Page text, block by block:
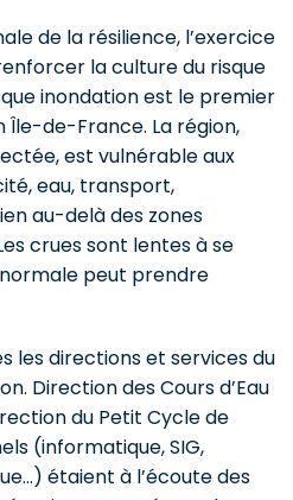
de la résilience, l’exercice
la culture du risque
inondation est le premier
Île-de-France. La région,
est vulnérable aux
eau, transport,
au-delà des zones
crues sont lentes à se
peut prendre
les directions et services du
Direction des Cours d’Eau
du Petit Cycle de
(informatique, SIG,
étaient à l’écoute des